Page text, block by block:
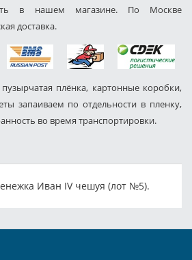
в нашем магазине. По Москве
доставка.
плёнка, картонные коробки,
запаиваем по отдельности в пленку,
во время транспортировки.
Иван IV чешуя (лот №5).